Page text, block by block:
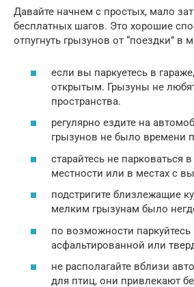
Давайте начнем с простых, мало
бесплатных шагов. Это хорошие
отпугнуть грызунов от “поездки” в
если вы паркуетесь в
открытым. Грызуны не
пространства.
регулярно ездите на
грызунов не было времени
старайтесь не парковаться
местности или в местах с
подстригите близлежащие
мелким грызунам было
по возможности паркуйтесь
асфальтированной или
не располагайте вблизи
для птиц, они привлекают